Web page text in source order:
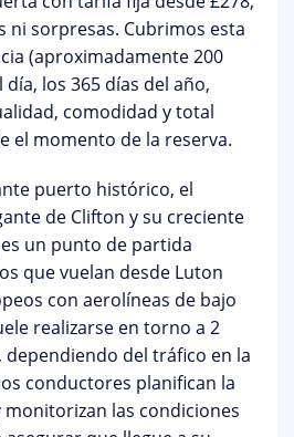
ni sorpresas. Cubrimos esta
(aproximadamente 200
los 365 días del año,
comodidad y total
el momento de la reserva.
puerto histórico, el
de Clifton y su creciente
un punto de partida
que vuelan desde Luton
con aerolíneas de bajo
realizarse en torno a 2
, dependiendo del tráfico en la
conductores planifican la
las condiciones